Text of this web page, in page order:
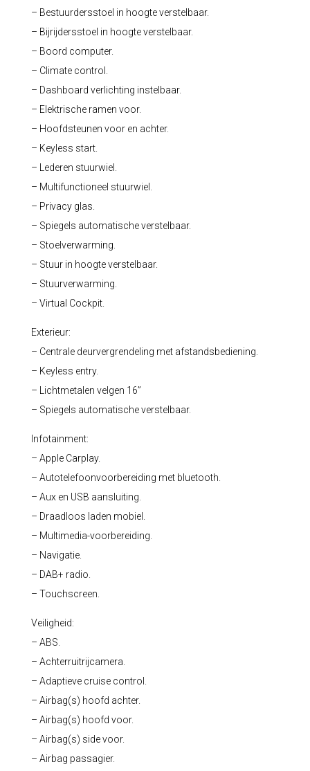
– Bestuurdersstoel in hoogte verstelbaar.
– Bijrijdersstoel in hoogte verstelbaar.
– Boord computer.
– Climate control.
– Dashboard verlichting instelbaar.
– Elektrische ramen voor.
– Hoofdsteunen voor en achter.
– Keyless start.
– Lederen stuurwiel.
– Multifunctioneel stuurwiel.
– Privacy glas.
– Spiegels automatische verstelbaar.
– Stoelverwarming.
– Stuur in hoogte verstelbaar.
– Stuurverwarming.
– Virtual Cockpit.
Exterieur:
– Centrale deurvergrendeling met afstandsbediening.
– Keyless entry.
– Lichtmetalen velgen 16”
– Spiegels automatische verstelbaar.
Infotainment:
– Apple Carplay.
– Autotelefoonvoorbereiding met bluetooth.
– Aux en USB aansluiting.
– Draadloos laden mobiel.
– Multimedia-voorbereiding.
– Navigatie.
– DAB+ radio.
– Touchscreen.
Veiligheid:
– ABS.
– Achterruitrijcamera.
– Adaptieve cruise control.
– Airbag(s) hoofd achter.
– Airbag(s) hoofd voor.
– Airbag(s) side voor.
– Airbag passagier.